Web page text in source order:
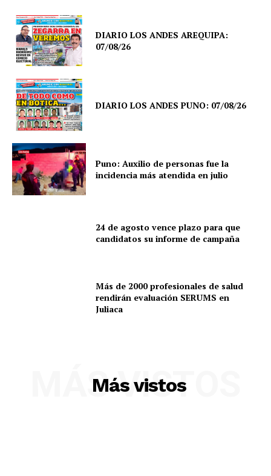
Diario los Andes
DIARIO LOS ANDES AREQUIPA:
07/08/26
DIARIO LOS ANDES PUNO: 07/08/26
Puno: Auxilio de personas fue la
incidencia más atendida en julio
24 de agosto vence plazo para que
candidatos su informe de campaña
Más de 2000 profesionales de salud
rendirán evaluación SERUMS en
Juliaca
Más vistos
MÁS VISTOS